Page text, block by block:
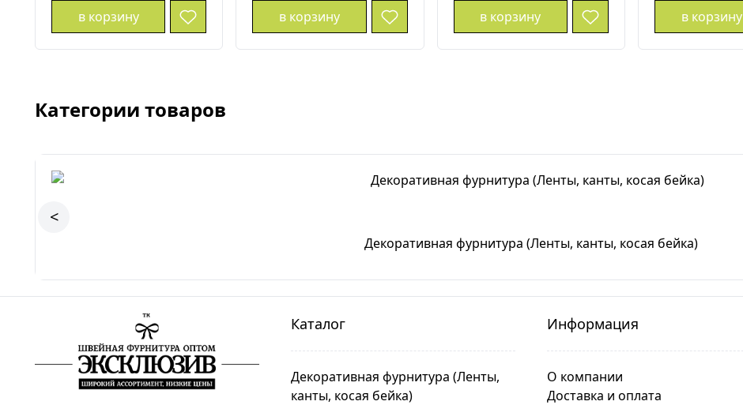
в корзину в корзину в корзину в корзину
Категории товаров
<
Декоративная фурнитура (Ленты, канты, косая бейка)
Каталог
Декоративная фурнитура (Ленты,
канты, косая бейка)
Информация
О компании
Доставка и оплата